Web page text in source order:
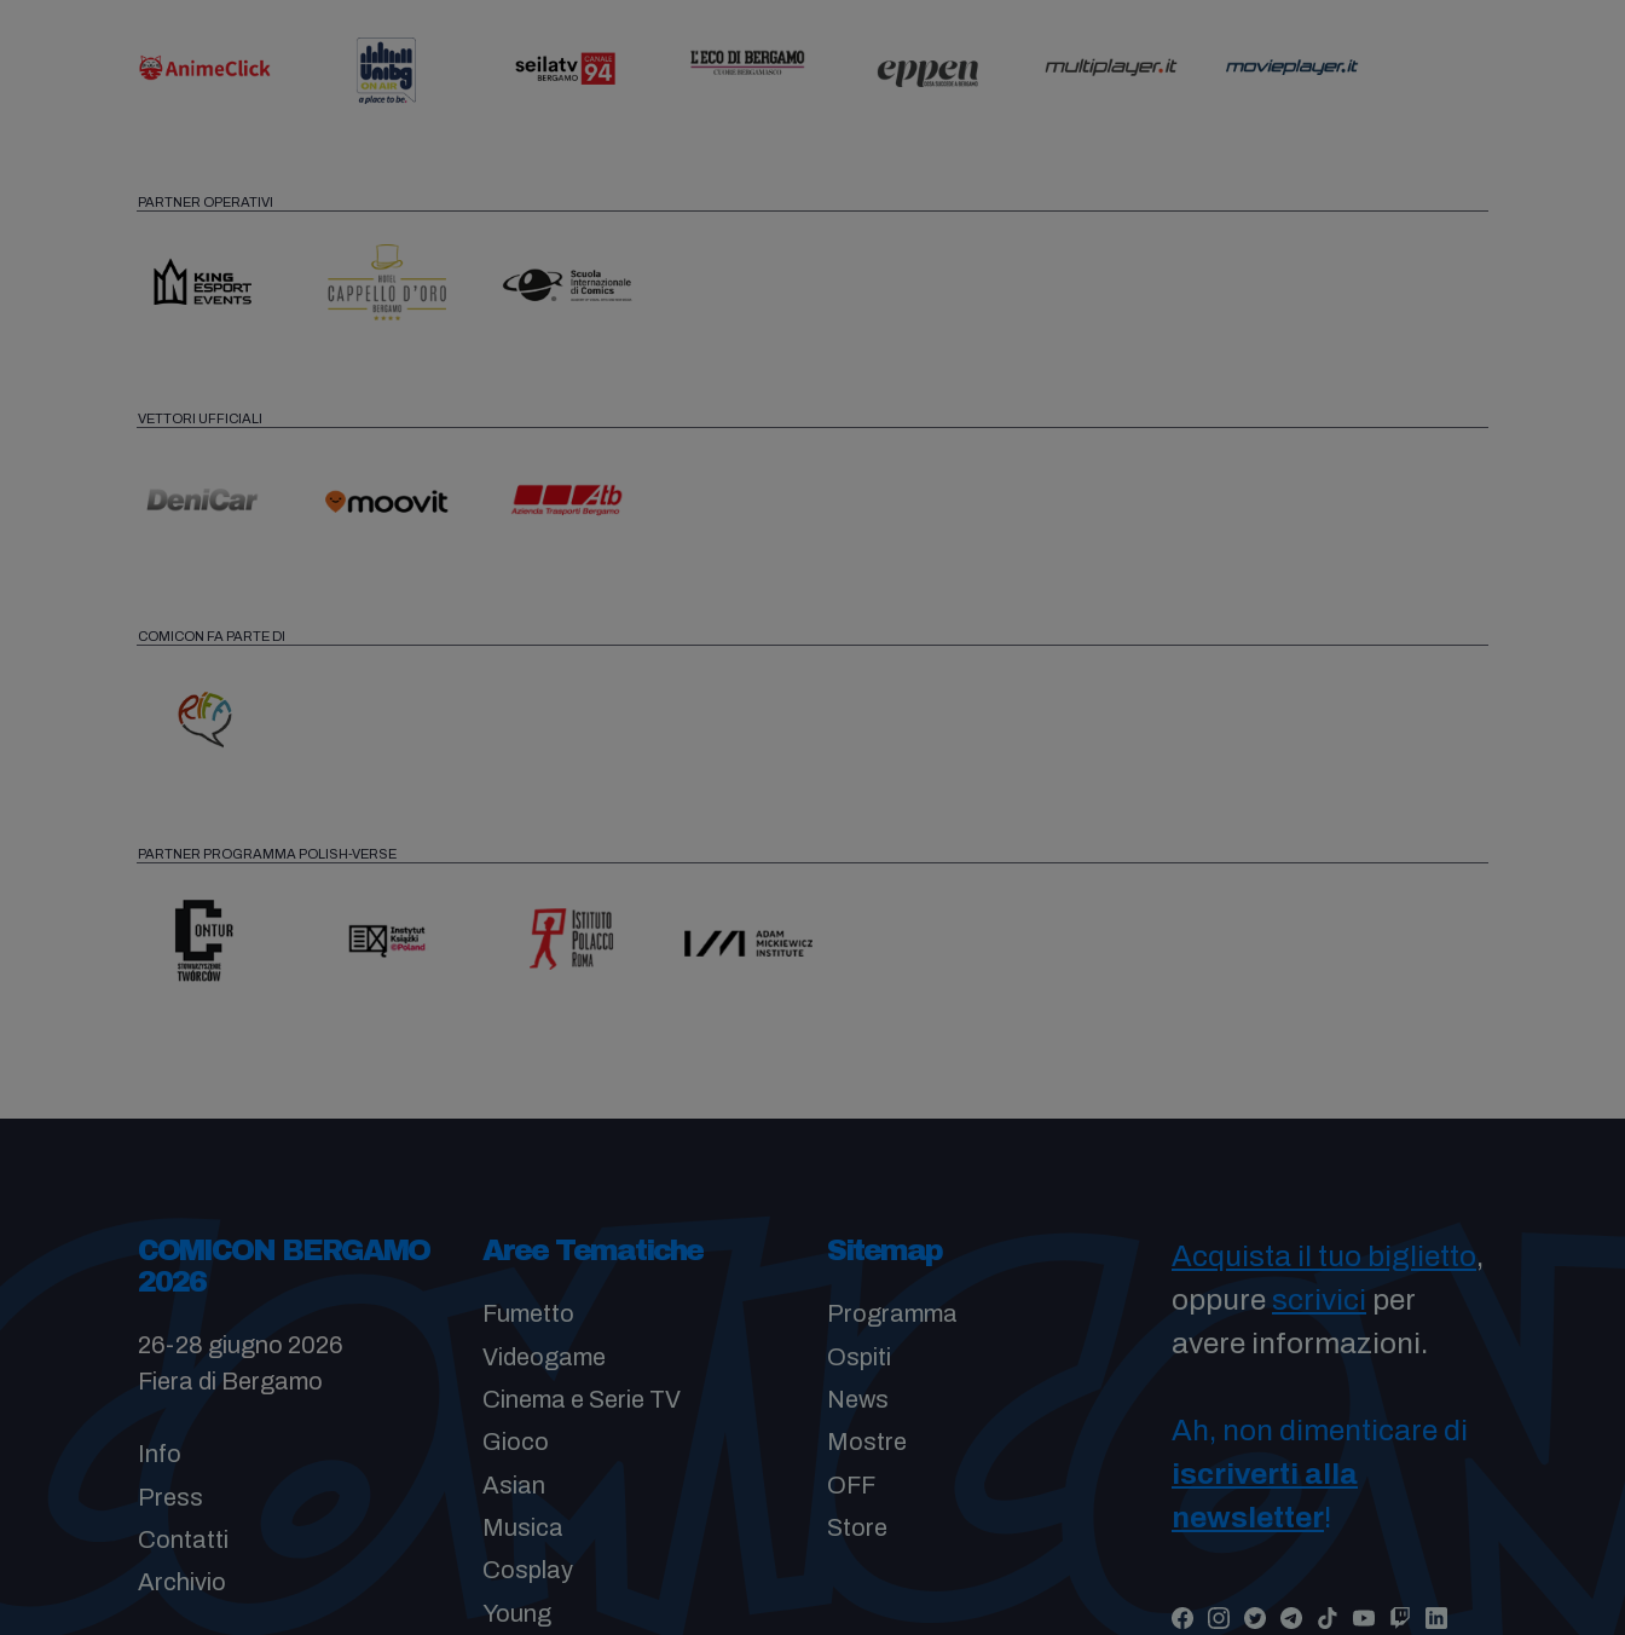
PARTNER OPERATIVI
VETTORI UFFICIALI
COMICON FA PARTE DI
PARTNER PROGRAMMA POLISH-VERSE
COMICON BERGAMO
2026
26-28 giugno 2026
Fiera di Bergamo
Info
Press
Contatti
Archivio
Aree Tematiche
Fumetto
Videogame
Cinema e Serie TV
Gioco
Asian
Musica
Cosplay
Young
Sitemap
Programma
Ospiti
News
Mostre
OFF
Store
Acquista il tuo biglietto,
oppure scrivici per
avere informazioni.
Ah, non dimenticare di
iscriverti alla
newsletter!